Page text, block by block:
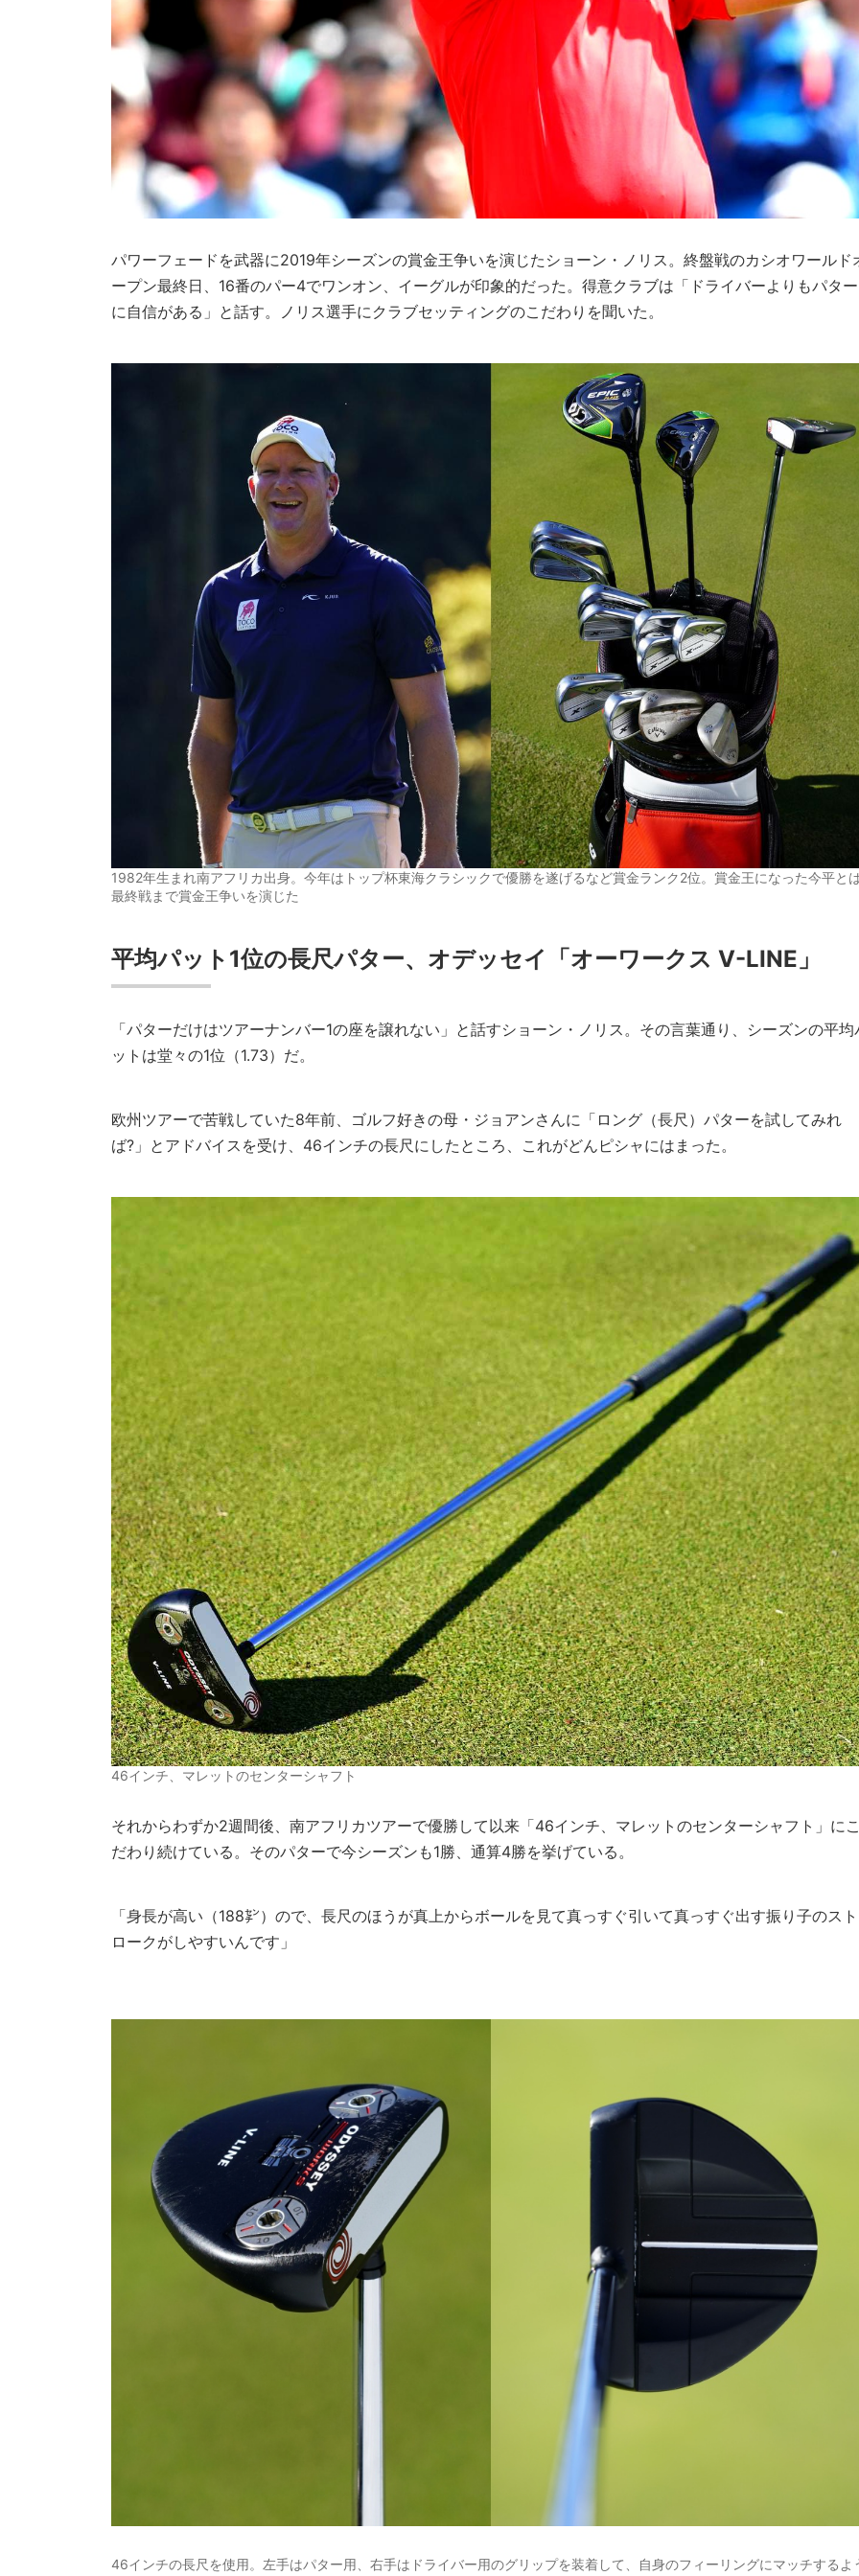
パワーフェードを武器に2019年シーズンの賞金王争いを演じたショーン・ノリス。終盤戦のカシオワールド
ープン最終日、16番のパー4でワンオン、イーグルが印象的だった。得意クラブは「ドライバーよりもパター
に自信がある」と話す。ノリス選手にクラブセッティングのこだわりを聞いた。
1982年生まれ南アフリカ出身。今年はトップ杯東海クラシックで優勝を遂げるなど賞金ランク2位。賞金王になった今平と
最終戦まで賞金王争いを演じた
平均パット1位の長尺パター、オデッセイ「オーワークス V-LINE」
「パターだけはツアーナンバー1の座を譲れない」と話すショーン・ノリス。その言葉通り、シーズンの平均
ットは堂々の1位（1.73）だ。
欧州ツアーで苦戦していた8年前、ゴルフ好きの母・ジョアンさんに「ロング（長尺）パターを試してみれ
ば?」とアドバイスを受け、46インチの長尺にしたところ、これがどんピシャにはまった。
46インチ、マレットのセンターシャフト
それからわずか2週間後、南アフリカツアーで優勝して以来「46インチ、マレットのセンターシャフト」に
だわり続けている。そのパターで今シーズンも1勝、通算4勝を挙げている。
「身長が高い（188㌢）ので、長尺のほうが真上からボールを見て真っすぐ引いて真っすぐ出す振り子のスト
ロークがしやすいんです」
46インチの長尺を使用。左手はパター用、右手はドライバー用のグリップを装着して、自身のフィーリングにマッチするよ